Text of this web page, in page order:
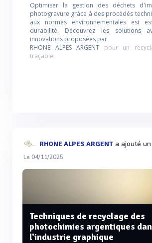
Optimiser la gestion des déchets
photogravure grâce à des procédés
aux normes environnementales est
durabilité. Découvrez les solutions
innovations proposées par
RHONE ALPES ARGENT pour un
traçable.
RHONE ALPES ARGENT a ajouté
Le 04/11/2025
Techniques de recyclage des
photochimies argentiques
l'industrie graphique